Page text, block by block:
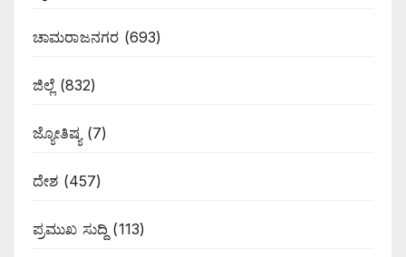
ಚಾಮರಾಜನಗರ (693)
ಜಿಲ್ಲೆ (832)
ಜ್ಯೋತಿಷ್ಯ(7)
ದೇಶ (457)
ಪ್ರಮುಖ ಸುದ್ದಿ (113)